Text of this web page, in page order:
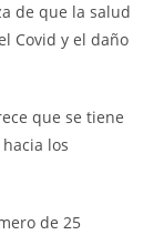
de que la salud
Covid y el daño
que se tiene
los
de 25